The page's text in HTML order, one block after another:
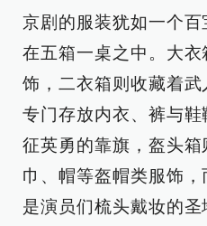
京剧的服装犹如一个
在五箱一桌之中。大
饰，二衣箱则收藏着
专门存放内衣、裤与
征英勇的靠旗，盔头箱
巾、帽等盔帽类服饰
是演员们梳头戴妆的